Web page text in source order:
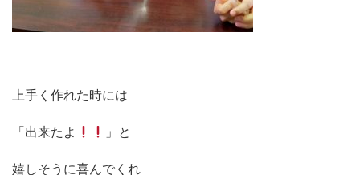
上手く作れた時には
「出来たよ 」と
嬉しそうに喜んでくれ